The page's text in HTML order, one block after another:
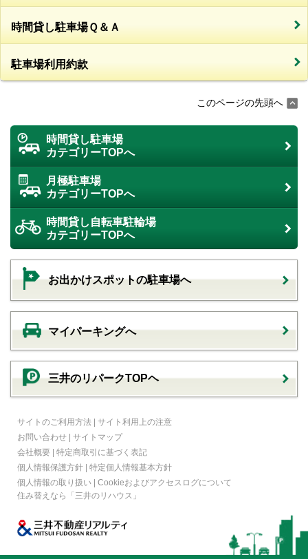
時間貸し駐車場Ｑ＆Ａ
駐車場利用約款
このページの先頭へ
時間貸し駐車場
カテゴリーTOPへ
月極駐車場
カテゴリーTOPへ
時間貸し自転車駐輪場
カテゴリーTOPへ
お出かけスポットの駐車場へ
マイパーキングへ
三井のリパークTOPヘ
サイトのご利用方法 | サイト利用上の注意
お問い合わせ | サイトマップ
会社概要 | 特定商取引に基づく表記
個人情報保護方針 | 特定個人情報基本方針
個人情報の取り扱い | Cookieおよびアクセスログについて
住み替えなら
「三井のリハウス」